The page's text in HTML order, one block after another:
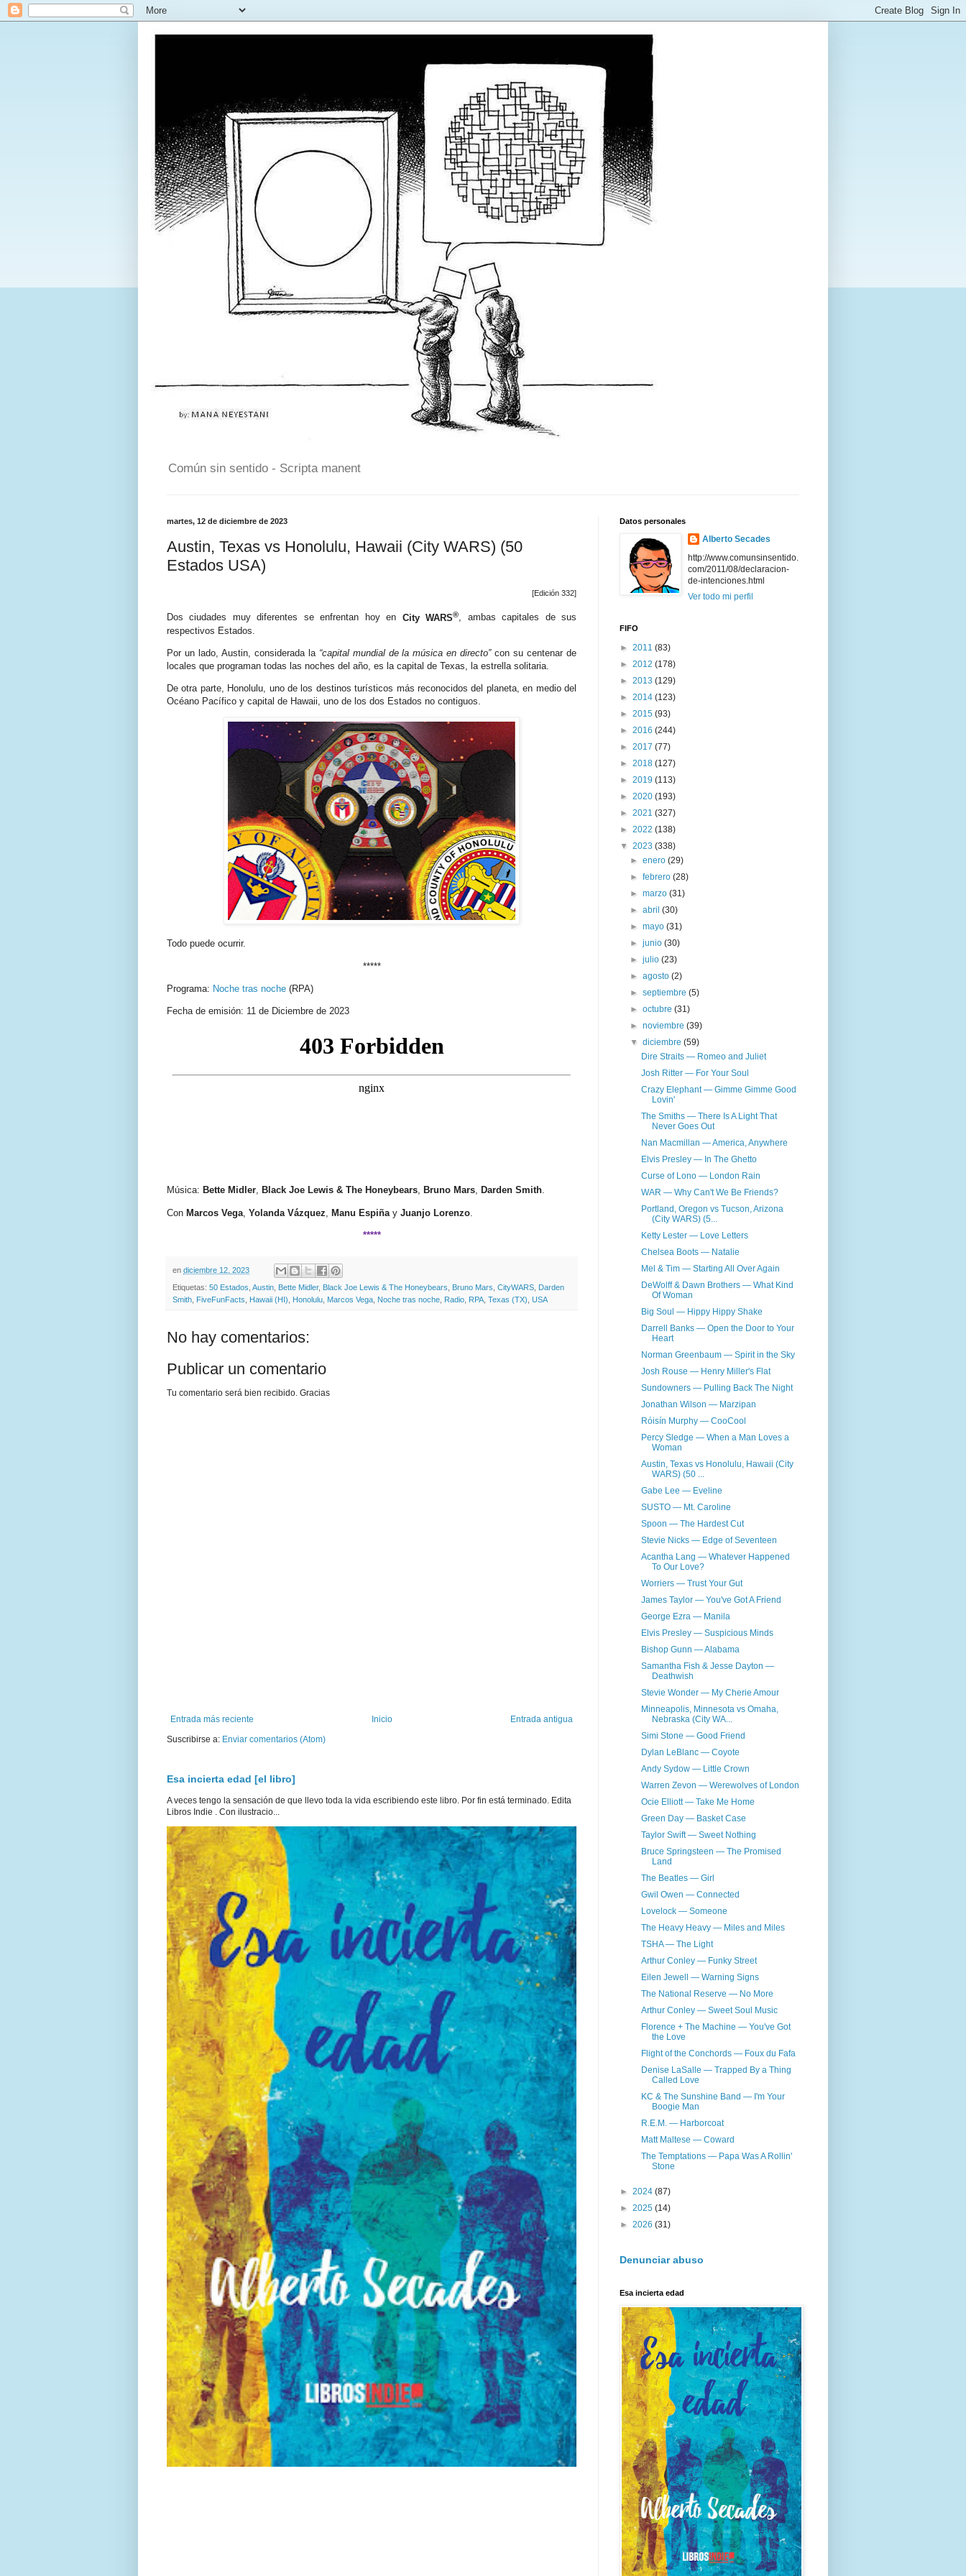
Común sin sentido - Scripta manent
martes, 12 de diciembre de 2023
Austin, Texas vs Honolulu, Hawaii (City WARS) (50
Estados USA)
[Edición 332]
Dos ciudades muy diferentes se enfrentan hoy en City WARS®, ambas capitales de sus
respectivos Estados.
Por un lado, Austin, considerada la “capital mundial de la música en directo”con su centenar de
locales que programan todas las noches del año, es la capital de Texas, la estrella solitaria.
De otra parte, Honolulu, uno de los destinos turísticos más reconocidos del planeta, en medio del
Océano Pacífico y capital de Hawaii, uno de los dos Estados no contiguos.
Todo puede ocurrir.
*****
Programa: Noche tras noche (RPA)
Fecha de emisión: 11 de Diciembre de 2023
Música: Bette Midler, Black Joe Lewis & The Honeybears, Bruno Mars, Darden Smith.
Con Marcos Vega Yolanda Vázquez Manu Espiña y Juanjo Lorenzo
*****
en diciembre 12, 2023
Etiquetas: 50 Estados Austin Bette Midler, Black Joe Lewis & The Honeybears Bruno Mars CityWARS Darden
Smith FiveFunFacts Hawaii (HI) Honolulu Marcos Vega Noche tras noche Radio RPA Texas (TX) USA
No hay comentarios:
Publicar un comentario
Tu comentario será bien recibido. Gracias
Entrada más reciente Entrada antigua
Inicio
Suscribirse a: Enviar comentarios (Atom)
Esa incierta edad [el libro]
A veces tengo la sensación de que llevo toda la vida escribiendo este libro. Por fin está terminado. Edita
Libros Indie . Con ilustracio...
Datos personales
Alberto Secades
http://www.comunsinsentido.
com/2011/08/declaracion-
de-intenciones.html
Ver todo mi perfil
FIFO
► 2011 (83)
► 2012 (178)
► 2013 (129)
► 2014 (123)
► 2015 (93)
► 2016 (244)
► 2017 (77)
► 2018 (127)
► 2019 (113)
► 2020 (193)
► 2021 (327)
► 2022 (138)
▼ 2023 (338)
►enero(29)
►febrero(28)
►marzo(31)
►abril(30)
►mayo(31)
►junio(30)
►julio(23)
►agosto(2)
►septiembre(5)
►octubre(31)
►noviembre(39)
▼diciembre(59)
Dire Straits — Romeo and Juliet
Josh Ritter — For Your Soul
Crazy Elephant — Gimme Gimme Good
Lovin'
The Smiths — There Is A Light That
Never Goes Out
Nan Macmillan — America, Anywhere
Elvis Presley — In The Ghetto
Curse of Lono — London Rain
WAR — Why Can't We Be Friends?
Portland, Oregon vs Tucson, Arizona
(City WARS) (5...
Ketty Lester — Love Letters
Chelsea Boots — Natalie
Mel & Tim — Starting All Over Again
DeWolff & Dawn Brothers — What Kind
Of Woman
Big Soul — Hippy Hippy Shake
Darrell Banks — Open the Door to Your
Heart
Norman Greenbaum — Spirit in the Sky
Josh Rouse — Henry Miller's Flat
Sundowners — Pulling Back The Night
Jonathan Wilson — Marzipan
Róisín Murphy — CooCool
Percy Sledge — When a Man Loves a
Woman
Austin, Texas vs Honolulu, Hawaii (City
WARS) (50 ...
Gabe Lee — Eveline
SUSTO — Mt. Caroline
Spoon — The Hardest Cut
Stevie Nicks — Edge of Seventeen
Acantha Lang — Whatever Happened
To Our Love?
Worriers — Trust Your Gut
James Taylor — You've Got A Friend
George Ezra — Manila
Elvis Presley — Suspicious Minds
Bishop Gunn — Alabama
Samantha Fish & Jesse Dayton —
Deathwish
Stevie Wonder — My Cherie Amour
Minneapolis, Minnesota vs Omaha,
Nebraska (City WA...
Simi Stone — Good Friend
Dylan LeBlanc — Coyote
Andy Sydow — Little Crown
Warren Zevon — Werewolves of London
Ocie Elliott — Take Me Home
Green Day — Basket Case
Taylor Swift — Sweet Nothing
Bruce Springsteen — The Promised
Land
The Beatles — Girl
Gwil Owen — Connected
Lovelock — Someone
The Heavy Heavy — Miles and Miles
TSHA — The Light
Arthur Conley — Funky Street
Eilen Jewell — Warning Signs
The National Reserve — No More
Arthur Conley — Sweet Soul Music
Florence + The Machine — You've Got
the Love
Flight of the Conchords — Foux du Fafa
Denise LaSalle — Trapped By a Thing
Called Love
KC & The Sunshine Band — I'm Your
Boogie Man
R.E.M. — Harborcoat
Matt Maltese — Coward
The Temptations — Papa Was A Rollin'
Stone
► 2024 (87)
► 2025 (14)
► 2026 (31)
Denunciar abuso
Esa incierta edad